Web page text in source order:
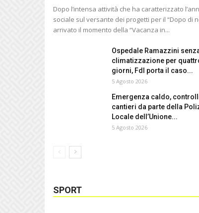
Dopo l’intensa attività che ha caratterizzato
sociale sul versante dei progetti per il “Dopo di
arrivato il momento della “Vacanza in...
Ospedale Ramazzini
climatizzazione per
giorni, FdI porta il caso...
5 Agosto 2026
Emergenza caldo,
cantieri da parte della
Locale dell’Unione...
5 Agosto 2026
SPORT